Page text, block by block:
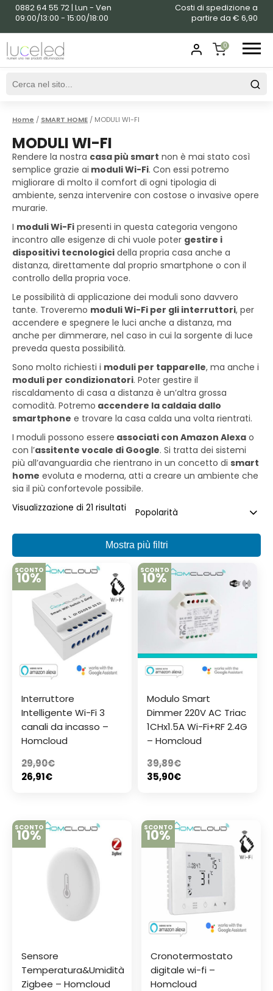
0882 64 55 72 | Lun - Ven
09:00/13:00 - 15:00/18:00
Costi di spedizione a
partire da € 6,90
0
SHOPPING
Home / SMART HOME / MODULI WI-FI
MODULI WI-FI
Rendere la nostra casa più smart non è mai stato così
semplice grazie ai moduli Wi-Fi. Con essi potremo
migliorare di molto il comfort di ogni tipologia di
ambiente, senza intervenire con costose o invasive opere
murarie.
I moduli Wi-Fi presenti in questa categoria vengono
incontro alle esigenze di chi vuole poter gestire i
dispositivi tecnologici della propria casa anche a
distanza, direttamente dal proprio smartphone o con il
controllo della propria voce.
Le possibilità di applicazione dei moduli sono davvero
tante. Troveremo moduli Wi-Fi per gli interruttori, per
accendere e spegnere le luci anche a distanza, ma
anche per dimmerare, nel caso in cui la sorgente di luce
preveda questa possibilità.
Sono molto richiesti i moduli per tapparelle, ma anche i
moduli per condizionatori. Poter gestire il
riscaldamento di casa a distanza è un’altra grossa
comodità. Potremo accendere la caldaia dallo
smartphone e trovare la casa calda una volta rientrati.
I moduli possono essere associati con Amazon Alexa o
con l’assitente vocale di Google. Si tratta dei sistemi
più all’avanguardia che rientrano in un concetto di smart
home evoluta e moderna, atti a creare un ambiente che
sia il più confortevole possibile.
Visualizzazione di 21 risultati
Mostra più filtri
SCONTO
10%
Interruttore
Intelligente Wi-Fi 3
canali da incasso –
Homcloud
29,90€
26,91€
SCONTO
10%
Modulo Smart
Dimmer 220V AC Triac
1CHx1.5A Wi-Fi+RF 2.4G
– Homcloud
39,89€
35,90€
SCONTO
10%
Sensore
Temperatura&Umidità
Zigbee – Homcloud
SCONTO
10%
Cronotermostato
digitale wi-fi –
Homcloud